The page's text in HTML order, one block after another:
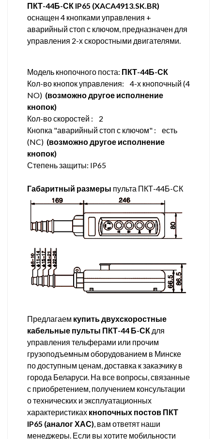
ПКТ-44Б-СК IP65 (XACA4913.SK.BR)
оснащен 4 кнопками управления +
аварийный стоп с ключом, предназначен для
управления 2-х скоростными двигателями.
Модель кнопочного поста: ПКТ-44Б-СК
Кол-во кнопок управления: 4-х кнопочный (4
NO) (возможно другое исполнение
кнопок)
Кол-во скоростей : 2
Кнопка "аварийный стоп с ключом" : есть
(NC) (возможно другое исполнение
кнопок)
Степень защиты: IP65
Габаритный размеры пульта ПКТ-44Б-СК
Предлагаем купить двухскоростные
кабельные пульты ПКТ-44 Б-СК для
управления тельферами или прочим
грузоподъемным оборудованием в Минске
по доступным ценам, доставка к заказчику в
города Беларуси. На все вопросы, связанные
с приобретением, получением консультации
о технических и эксплуатационных
характеристиках кнопочных постов ПКТ
IP65 (аналог ХАС), вам ответят наши
менеджеры. Если вы хотите мобильности